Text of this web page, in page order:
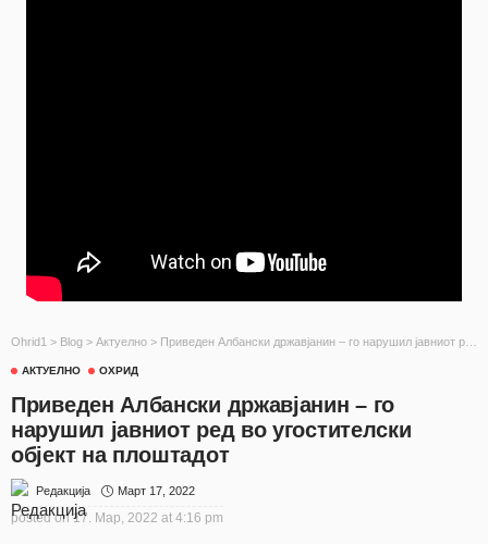
Ohrid1 > Blog > Актуелно > Приведен Албански државјанин – го нарушил јавниот ред во угостителски објект на плоштадот
АКТУЕЛНО ОХРИД
Приведен Албански државјанин – го
нарушил јавниот ред во угостителски
објект на плоштадот
Редакција Март 17, 2022
posted on 17. Мар, 2022 at 4:16 pm